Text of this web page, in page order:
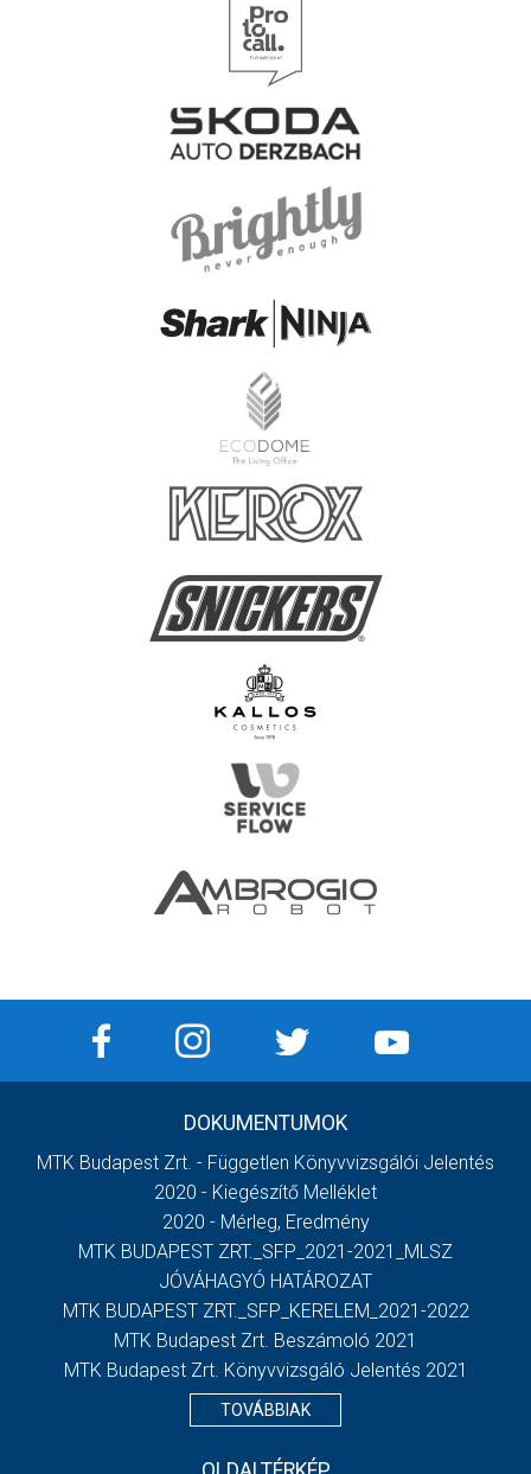
DOKUMENTUMOK
MTK Budapest Zrt. - Független Könyvvizsgálói Jelentés
2020 - Kiegészítő Melléklet
2020 - Mérleg, Eredmény
MTK BUDAPEST ZRT._SFP_2021-2021_MLSZ
JÓVÁHAGYÓ HATÁROZAT
MTK BUDAPEST ZRT._SFP_KERELEM_2021-2022
MTK Budapest Zrt. Beszámoló 2021
MTK Budapest Zrt. Könyvvizsgáló Jelentés 2021
TOVÁBBIAK